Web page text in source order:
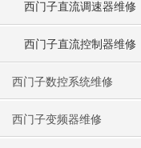
西门子直流调速器维修
西门子直流控制器维修
西门子数控系统维修
西门子变频器维修